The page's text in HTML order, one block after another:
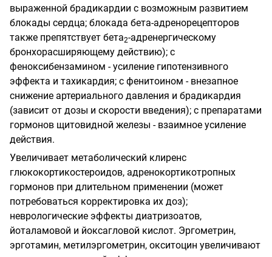
выраженной брадикардии с возможным развитием
блокады сердца; блокада бета-адренорецепторов
также препятствует бета2-адренергическому
бронхорасширяющему действию); с
феноксибензамином - усиление гипотензивного
эффекта и тахикардия; с фенитоином - внезапное
снижение артериального давления и брадикардия
(зависит от дозы и скорости введения); с препаратами
гормонов щитовидной железы - взаимное усиление
действия.
Увеличивает метаболический клиренс
глюкокортикостероидов, адренокортикотропных
гормонов при длительном применении (может
потребоваться корректировка их доз);
неврологические эффекты диатризоатов,
йоталамовой и йоксагловой кислот. Эргометрин,
эрготамин, метилэргометрин, окситоцин увеличивают